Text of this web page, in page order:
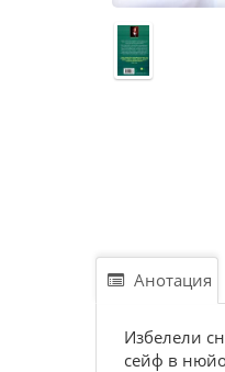
Анотация
Избелели
сейф в